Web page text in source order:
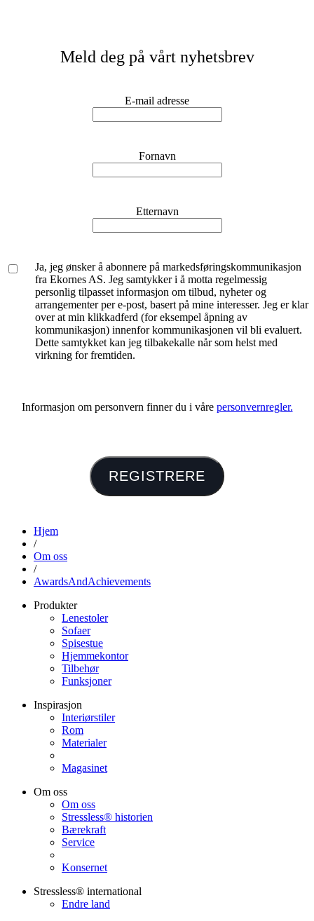
Meld deg på vårt nyhetsbrev
E-mail adresse
Fornavn
Etternavn
Ja, jeg ønsker å abonnere på markedsføringskommunikasjon
fra Ekornes AS. Jeg samtykker i å motta regelmessig
personlig tilpasset informasjon om tilbud, nyheter og
arrangementer per e-post, basert på mine interesser. Jeg er klar
over at min klikkadferd (for eksempel åpning av
kommunikasjon) innenfor kommunikasjonen vil bli evaluert.
Dette samtykket kan jeg tilbakekalle når som helst med
virkning for fremtiden.
Informasjon om personvern finner du i våre personvernregler.
REGISTRERE
Hjem
/
Om oss
/
AwardsAndAchievements
Produkter
Lenestoler
Sofaer
Spisestue
Hjemmekontor
Tilbehør
Funksjoner
Inspirasjon
Interiørstiler
Rom
Materialer
Magasinet
Om oss
Om oss
Stressless® historien
Bærekraft
Service
Konsernet
Stressless® international
Endre land